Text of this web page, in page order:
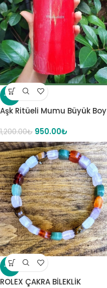
-21%
Aşk Ritüeli Mumu Büyük Boy
1,200.00₺ 950.00₺
-16%
ROLEX ÇAKRA BİLEKLİK